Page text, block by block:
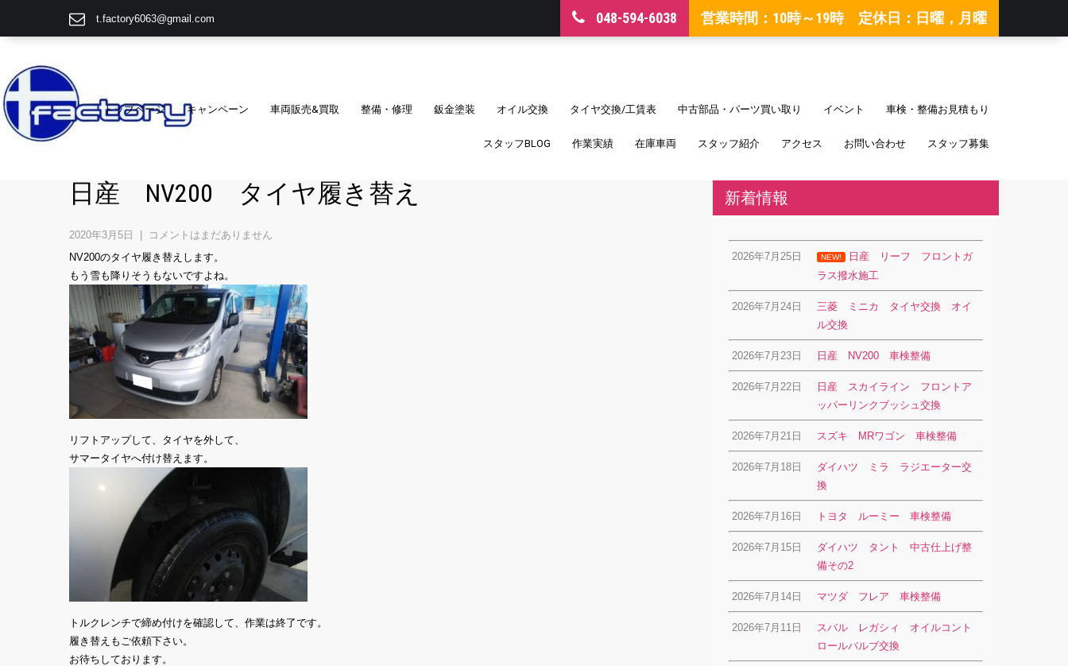
t.factory6063@gmail.com 048-594-6038 営業時間：10時～19時 定休日：日曜，月曜
トップページ キャンペーン 車両販売&買取 整備・修理 鈑金塗装 オイル交換 タイヤ交換/工賃表 中古部品・パーツ買い取り イベント 車検・整備お見積もり
スタッフBLOG 作業実績 在庫車両 スタッフ紹介 アクセス お問い合わせ スタッフ募集
日産 NV200 タイヤ履き替え
2020年3月5日
コメントはまだありません
NV200のタイヤ履き替えします。
もう雪も降りそうもないですよね。
リフトアップして、タイヤを外して、
サマータイヤへ付け替えます。
トルクレンチで締め付けを確認して、作業は終了です。
履き替えもご依頼下さい。
お待ちしております。
新着情報
2026年7月25日 NEW!
日産 リーフ フロントガ
ラス撥水施工
2026年7月24日
三菱 ミニカ タイヤ交換 オイ
ル交換
2026年7月23日 日産 NV200 車検整備
2026年7月22日
日産 スカイライン フロントア
ッパーリンクブッシュ交換
2026年7月21日 スズキ MRワゴン 車検整備
2026年7月18日
ダイハツ ミラ ラジエーター交
換
2026年7月16日 トヨタ ルーミー 車検整備
2026年7月15日
ダイハツ タント 中古仕上げ整
備その2
2026年7月14日 マツダ フレア 車検整備
2026年7月11日
スバル レガシィ オイルコント
ロールバルブ交換